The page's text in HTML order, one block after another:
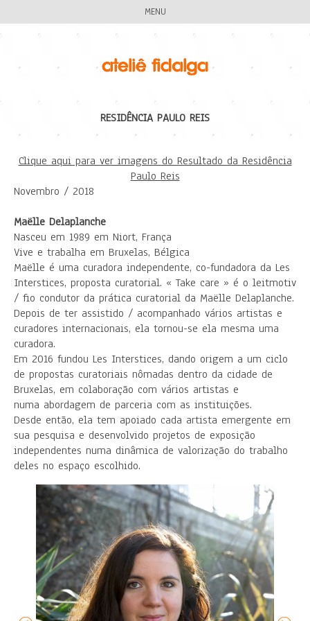
MENU
RESIDÊNCIA PAULO REIS
Clique aqui para ver imagens do Resultado da Residência
Paulo Reis
Novembro / 2018
Maëlle Delaplanche
Nasceu em 1989 em Niort, França
Vive e trabalha em Bruxelas, Bélgica
Maëlle é uma curadora independente, co-fundadora da Les
Interstices, proposta curatorial. « Take care » é o leitmotiv
/ fio condutor da prática curatorial da Maëlle Delaplanche.
Depois de ter assistido / acompanhado vários artistas e
curadores internacionais, ela tornou-se ela mesma uma
curadora.
Em 2016 fundou Les Interstices, dando origem a um ciclo
de propostas curatoriais nômadas dentro da cidade de
Bruxelas, em colaboração com vários artistas e
numa abordagem de parceria com as instituições.
Desde então, ela tem apoiado cada artista emergente em
sua pesquisa e desenvolvido projetos de exposição
independentes numa dinâmica de valorização do trabalho
deles no espaço escolhido.